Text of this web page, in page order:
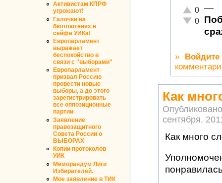
Активистам КПРФ
угрожают!
Галочки на
бюллютенях в
сейфе УИКа!
Европарламент
выражает
беспокойство в
связи с "выборами"
Европарламент
призвал Россию
провести новые
выборы, а до этого
зарегистрировать
все оппозиционные
партии
Заявление
правозащитного
Совета России о
ВЫБОРАХ
Копии протоколов
УИК
Меморандум Лиги
Избирателей.
Мое заявление в ТИК
Отлично!
0
0
—
» Войдите
Как
сентября,
Как много